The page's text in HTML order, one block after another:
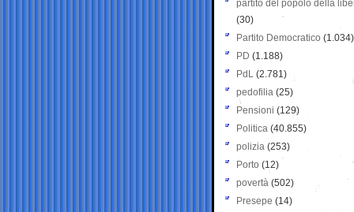
partito del popolo della
(30)
Partito Democratico (1.034)
PD (1.188)
PdL (2.781)
pedofilia (25)
Pensioni (129)
Politica (40.855)
polizia (253)
Porto (12)
povertà (502)
Presepe (14)